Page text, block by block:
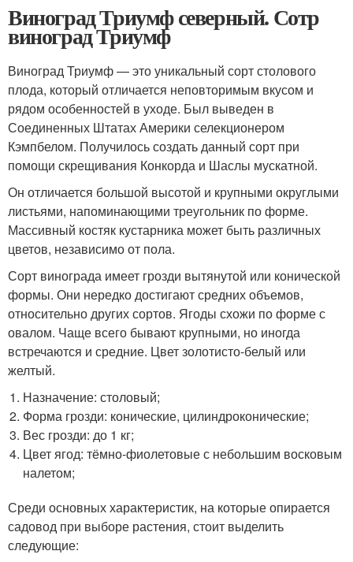
Виноград Триумф северный. Сотр
виноград Триумф
Виноград Триумф — это уникальный сорт столового
плода, который отличается неповторимым вкусом и
рядом особенностей в уходе. Был выведен в
Соединенных Штатах Америки селекционером
Кэмпбелом. Получилось создать данный сорт при
помощи скрещивания Конкорда и Шаслы мускатной.
Он отличается большой высотой и крупными округлыми
листьями, напоминающими треугольник по форме.
Массивный костяк кустарника может быть различных
цветов, независимо от пола.
Сорт винограда имеет грозди вытянутой или конической
формы. Они нередко достигают средних объемов,
относительно других сортов. Ягоды схожи по форме с
овалом. Чаще всего бывают крупными, но иногда
встречаются и средние. Цвет золотисто-белый или
желтый.
Назначение: столовый;
Форма грозди: конические, цилиндроконические;
Вес грозди: до 1 кг;
Цвет ягод: тёмно-фиолетовые с небольшим восковым
налетом;
Среди основных характеристик, на которые опирается
садовод при выборе растения, стоит выделить
следующие: